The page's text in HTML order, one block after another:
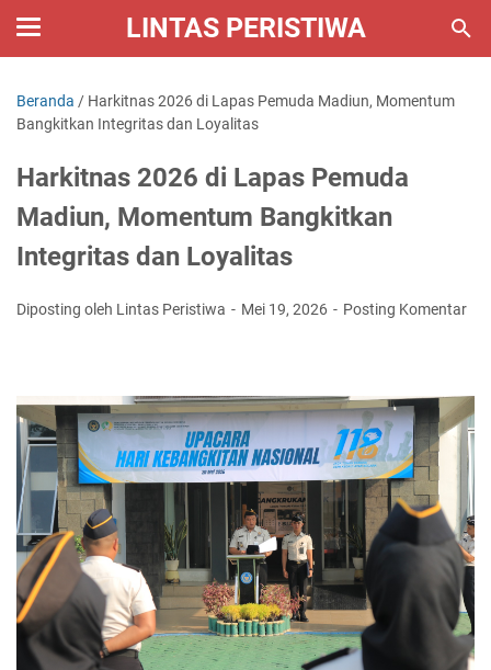
LINTAS PERISTIWA
Beranda / Harkitnas 2026 di Lapas Pemuda Madiun, Momentum
Bangkitkan Integritas dan Loyalitas
Harkitnas 2026 di Lapas Pemuda
Madiun, Momentum Bangkitkan
Integritas dan Loyalitas
Diposting oleh Lintas Peristiwa Mei 19, 2026 Posting Komentar